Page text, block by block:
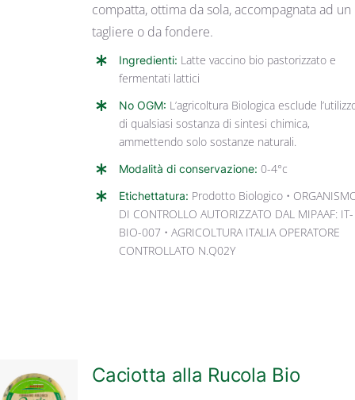
compatta, ottima da sola, accompagnata ad un
tagliere o da fondere.
Ingredienti: Latte vaccino bio pastorizzato e
fermentati lattici
No OGM: L’agricoltura Biologica esclude
di qualsiasi sostanza di sintesi chimica,
ammettendo solo sostanze naturali.
Modalità di conservazione: 0-4°c
Etichettatura: Prodotto Biologico •
DI CONTROLLO AUTORIZZATO DAL MIPAAF: IT-
BIO-007 • AGRICOLTURA ITALIA OPERATORE
CONTROLLATO N.Q02Y
Caciotta alla Rucola Bio